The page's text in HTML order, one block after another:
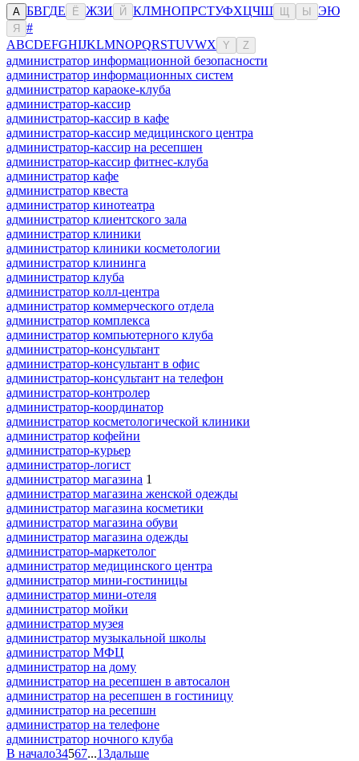
А БВГДЕ Ё ЖЗИ Й КЛМНОПРСТУФХЦЧШ Ы ЭЮ
Я
#
ABCDEFGHIJKLMNOPQRSTUVWX Y Z
администратор информационной безопасности
администратор информационных систем
администратор караоке-клуба
администратор-кассир
администратор-кассир в кафе
администратор-кассир медицинского центра
администратор-кассир на ресепшен
администратор-кассир фитнес-клуба
администратор кафе
администратор квеста
администратор кинотеатра
администратор клиентского зала
администратор клиники
администратор клиники косметологии
администратор клининга
администратор клуба
администратор колл-центра
администратор коммерческого отдела
администратор комплекса
администратор компьютерного клуба
администратор-консультант
администратор-консультант в офис
администратор-консультант на телефон
администратор-контролер
администратор-координатор
администратор косметологической клиники
администратор кофейни
администратор-курьер
администратор-логист
администратор магазина 1
администратор магазина женской одежды
администратор магазина косметики
администратор магазина обуви
администратор магазина одежды
администратор-маркетолог
администратор медицинского центра
администратор мини-гостиницы
администратор мини-отеля
администратор мойки
администратор музея
администратор музыкальной школы
администратор МФЦ
администратор на дому
администратор на ресепшен в автосалон
администратор на ресепшен в гостиницу
администратор на ресепшн
администратор на телефоне
администратор ночного клуба
В начало34567...13дальше